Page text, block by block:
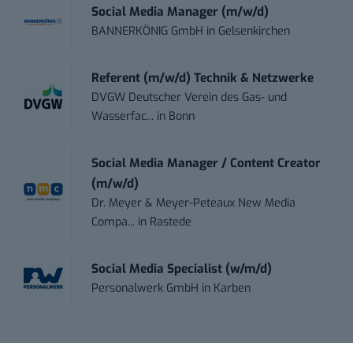
Social Media Manager (m/w/d)
BANNERKÖNIG GmbH in Gelsenkirchen
Referent (m/w/d) Technik & Netzwerke
DVGW Deutscher Verein des Gas- und
Wasserfac... in Bonn
Social Media Manager / Content Creator
(m/w/d)
Dr. Meyer & Meyer-Peteaux New Media
Compa... in Rastede
Social Media Specialist (w/m/d)
Personalwerk GmbH in Karben